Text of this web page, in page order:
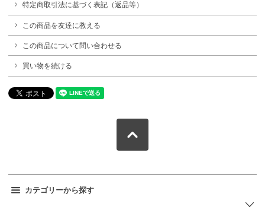
特定商取引法に基づく表記（返品等）
この商品を友達に教える
この商品について問い合わせる
買い物を続ける
カテゴリーから探す